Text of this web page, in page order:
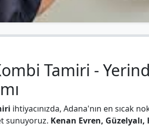
Tamiri -
ihtiyacınızda, Adana'nın en sıcak
sunuyoruz. Kenan Evren,